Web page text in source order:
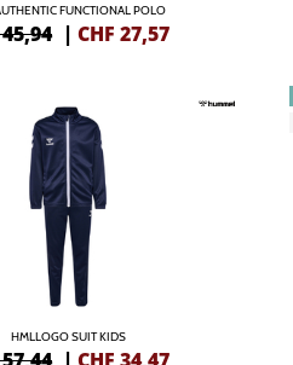
FUNCTIONAL POLO
| CHF 27,57
HMLLOGO SUIT KIDS